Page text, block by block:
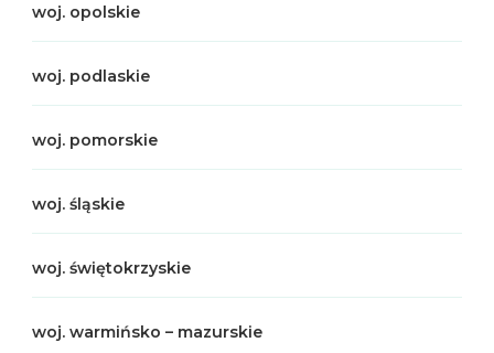
woj. opolskie
woj. podlaskie
woj. pomorskie
woj. śląskie
woj. świętokrzyskie
woj. warmińsko – mazurskie